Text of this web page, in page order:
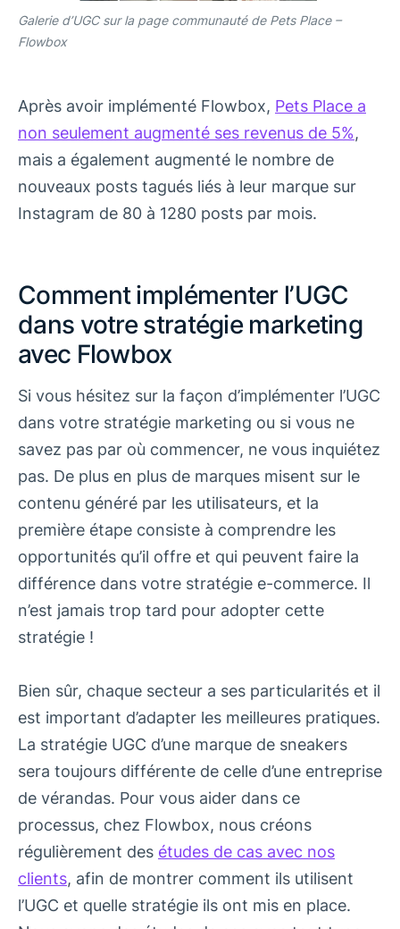
Galerie d’UGC sur la page communauté de Pets Place –
Flowbox
Après avoir implémenté Flowbox, Pets Place a
non seulement augmenté ses revenus de 5%,
mais a également augmenté le nombre de
nouveaux posts tagués liés à leur marque sur
Instagram de 80 à 1280 posts par mois.
Comment implémenter l’UGC
dans votre stratégie marketing
avec Flowbox
Si vous hésitez sur la façon d’implémenter l’UGC
dans votre stratégie marketing ou si vous ne
savez pas par où commencer, ne vous inquiétez
pas. De plus en plus de marques misent sur le
contenu généré par les utilisateurs, et la
première étape consiste à comprendre les
opportunités qu’il offre et qui peuvent faire la
différence dans votre stratégie e-commerce. Il
n’est jamais trop tard pour adopter cette
stratégie !
Bien sûr, chaque secteur a ses particularités et il
est important d’adapter les meilleures pratiques.
La stratégie UGC d’une marque de sneakers
sera toujours différente de celle d’une entreprise
de vérandas. Pour vous aider dans ce
processus, chez Flowbox, nous créons
régulièrement des études de cas avec nos
clients, afin de montrer comment ils utilisent
l’UGC et quelle stratégie ils ont mis en place.